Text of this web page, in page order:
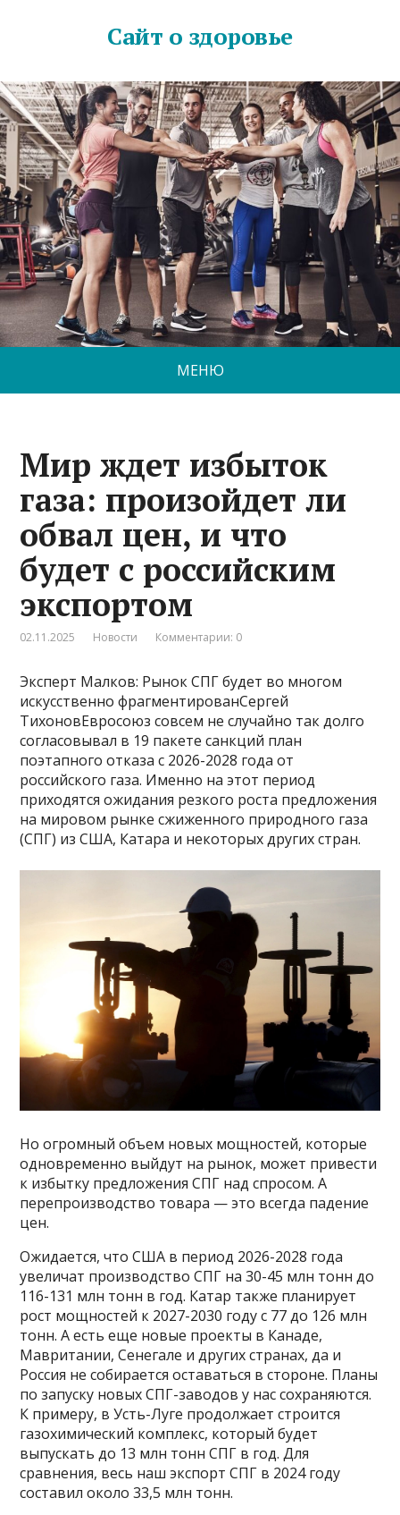
Сайт о здоровье
МЕНЮ
Мир ждет избыток
газа: произойдет ли
обвал цен, и что
будет с российским
экспортом
02.11.2025 Новости Комментарии: 0
Эксперт Малков: Рынок СПГ будет во многом
искусственно фрагментированСергей
ТихоновЕвросоюз совсем не случайно так долго
согласовывал в 19 пакете санкций план
поэтапного отказа с 2026-2028 года от
российского газа. Именно на этот период
приходятся ожидания резкого роста предложения
на мировом рынке сжиженного природного газа
(СПГ) из США, Катара и некоторых других стран.
Но огромный объем новых мощностей, которые
одновременно выйдут на рынок, может привести
к избытку предложения СПГ над спросом. А
перепроизводство товара — это всегда падение
цен.
Ожидается, что США в период 2026-2028 года
увеличат производство СПГ на 30-45 млн тонн до
116-131 млн тонн в год. Катар также планирует
рост мощностей к 2027-2030 году с 77 до 126 млн
тонн. А есть еще новые проекты в Канаде,
Мавритании, Сенегале и других странах, да и
Россия не собирается оставаться в стороне. Планы
по запуску новых СПГ-заводов у нас сохраняются.
К примеру, в Усть-Луге продолжает строится
газохимический комплекс, который будет
выпускать до 13 млн тонн СПГ в год. Для
сравнения, весь наш экспорт СПГ в 2024 году
составил около 33,5 млн тонн.